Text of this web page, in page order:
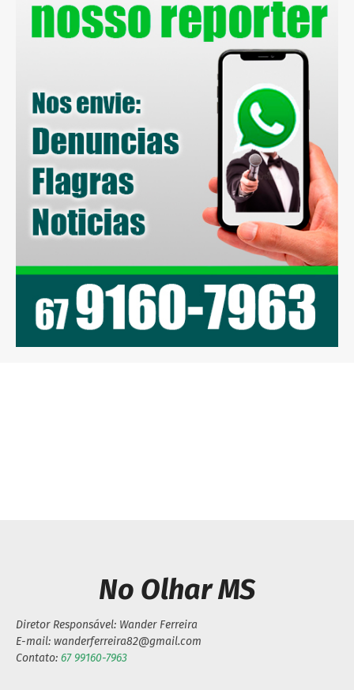
No Olhar MS
Diretor Responsável: Wander Ferreira
E-mail: wanderferreira82@gmail.com
Contato: 67 99160-7963